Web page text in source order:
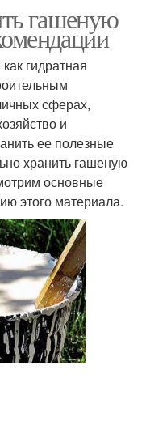
гашеную
гидратная
сферах,
и
ее полезные
хранить гашеную
основные
этого материала.